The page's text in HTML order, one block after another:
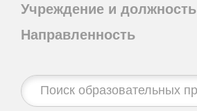
Учреждение и должность
Направленность
Строка
поиска: